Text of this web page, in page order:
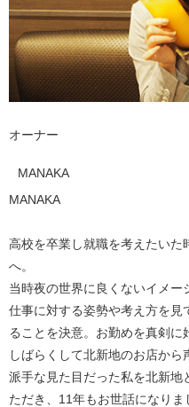
オーナー
MANAKA
MANAKA
高校を卒業し就職を考えたいた
へ。
当時夜の世界に良くないイメ
仕事に対する姿勢や考え方を見
ることを決意。お勤めを真剣に
しばらくして北新地のお店から
派手な見た目だった私を北新
ただき、11年もお世話になりま